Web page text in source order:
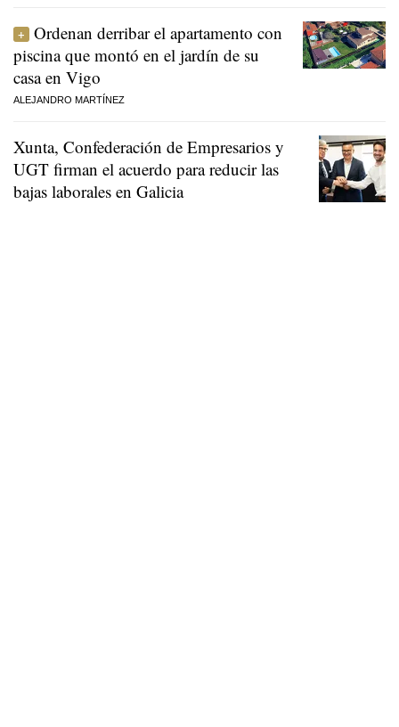
Ordenan derribar el apartamento con
piscina que montó en el jardín de su
casa en Vigo
ALEJANDRO MARTÍNEZ
Xunta, Confederación de Empresarios y
UGT firman el acuerdo para reducir las
bajas laborales en Galicia